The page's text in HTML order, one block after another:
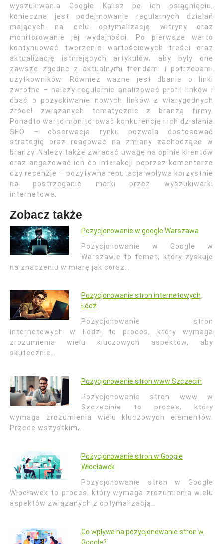
wyszukiwania Google Kalisz po ich osiągnięciu,
konieczne jest podejmowanie regularnych działań
mających na celu optymalizację witryny oraz
monitorowanie jej wydajności. Po pierwsze warto
kontynuować tworzenie wartościowych treści oraz
aktualizację istniejących artykułów, aby były one
zawsze zgodne z aktualnymi trendami i potrzebami
użytkowników. Również ważne jest dbanie o linki
zwrotne – należy regularnie analizować profil linków i
dbać o pozyskiwanie nowych linków z wiarygodnych
źródeł związanych tematycznie z branżą firmy.
Ponadto warto monitorować konkurencję i ich działania
SEO – obserwacja rynku pozwala dostosować
strategię oraz reagować na zmiany zachodzące w
branży. Należy także zwracać uwagę na opinie klientów
oraz angażować ich do interakcji poprzez komentarze
czy recenzje – pozytywna reputacja wpływa korzystnie
na postrzeganie marki przez wyszukiwarki
internetowe.
Zobacz także
Pozycjonowanie w google Warszawa
Pozycjonowanie w Google w
Warszawie to temat, który zyskuje
na znaczeniu w miarę jak coraz…
Pozycjonowanie stron internetowych
Łódź
Pozycjonowanie stron
internetowych w Łodzi to proces, który wymaga
zrozumienia wielu kluczowych aspektów, aby
skutecznie…
Pozycjonowanie stron www Szczecin
Pozycjonowanie stron www w
Szczecinie to proces, który
wymaga zrozumienia wielu kluczowych elementów.
Przede wszystkim,…
Pozycjonowanie stron w Google
Włocławek
Pozycjonowanie stron w Google
Włocławek to proces, który wymaga zrozumienia wielu
aspektów związanych z optymalizacją…
Co wpływa na pozycjonowanie stron w
Google?